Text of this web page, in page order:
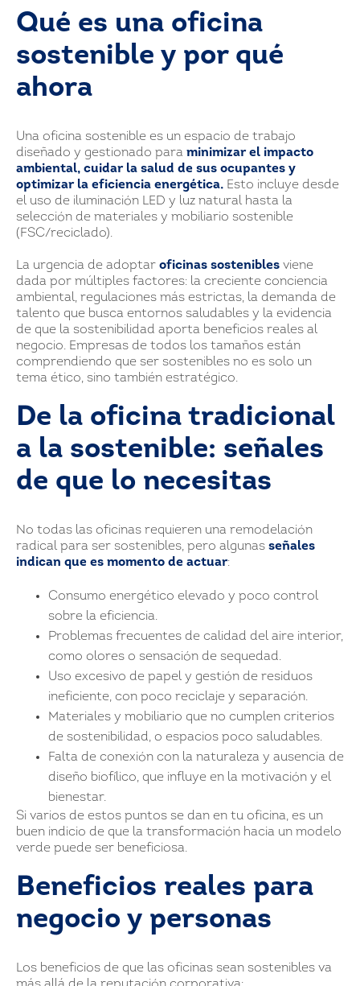
Qué es una oficina
sostenible y por qué
ahora
Una oficina sostenible es un espacio de trabajo
diseñado y gestionado para minimizar el impacto
ambiental, cuidar la salud de sus ocupantes y
optimizar la eficiencia energética. Esto incluye desde
el uso de iluminación LED y luz natural hasta la
selección de materiales y mobiliario sostenible
(FSC/reciclado).
La urgencia de adoptar oficinas sostenibles viene
dada por múltiples factores: la creciente conciencia
ambiental, regulaciones más estrictas, la demanda de
talento que busca entornos saludables y la evidencia
de que la sostenibilidad aporta beneficios reales al
negocio. Empresas de todos los tamaños están
comprendiendo que ser sostenibles no es solo un
tema ético, sino también estratégico.
De la oficina tradicional
a la sostenible: señales
de que lo necesitas
No todas las oficinas requieren una remodelación
radical para ser sostenibles, pero algunas señales
indican que es momento de actuar:
Consumo energético elevado y poco control
sobre la eficiencia.
Problemas frecuentes de calidad del aire interior,
como olores o sensación de sequedad.
Uso excesivo de papel y gestión de residuos
ineficiente, con poco reciclaje y separación.
Materiales y mobiliario que no cumplen criterios
de sostenibilidad, o espacios poco saludables.
Falta de conexión con la naturaleza y ausencia de
diseño biofílico, que influye en la motivación y el
bienestar.
Si varios de estos puntos se dan en tu oficina, es un
buen indicio de que la transformación hacia un modelo
verde puede ser beneficiosa.
Beneficios reales para
negocio y personas
Los beneficios de que las oficinas sean sostenibles va